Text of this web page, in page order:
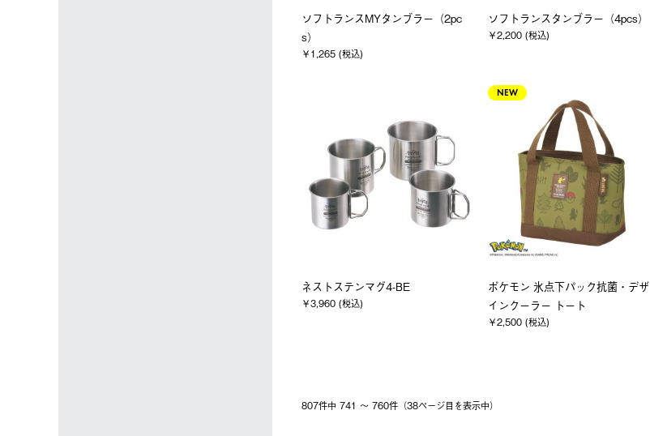
ソフトランスMYタンブラー（2pc
s）
￥1,265 (税込)
ソフトランスタンブラー（4pcs）
￥2,200 (税込)
ネストステンマグ4-BE
￥3,960 (税込)
NEW
ポケモン 氷点下パック抗菌・デザ
インクーラー トート
￥2,500 (税込)
807件中 741 〜 760件（38ページ⽬を表⽰中）